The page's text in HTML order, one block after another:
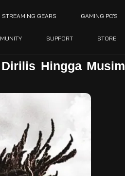
STREAMING GEARS GAMING PC’S
SUPPORT STORE
Hingga Musim